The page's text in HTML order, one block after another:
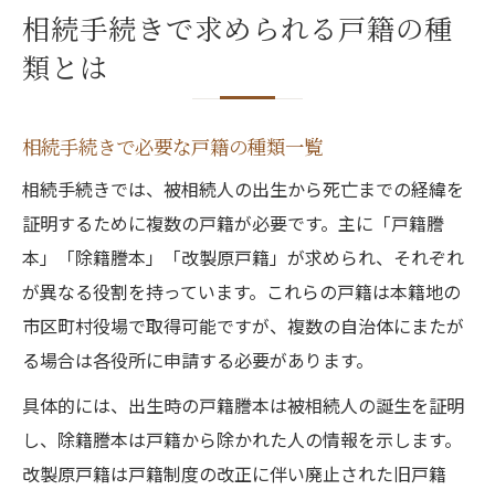
必要書類を揃えるための相続時の戸籍取得法
戸籍謄本の請求先と申請方法を確認
除籍・改製原戸籍の取得注意点
郵送・窓口での戸籍取得手順の違い
除籍と改製原戸籍が持つ役割と違いを理解する
除籍と改製原戸籍の違い徹底比較
相続で除籍が必要となる場面とは
改製原戸籍の役割を相続で解説
除籍・改製原戸籍が必要な理由
戸籍の種類ごとに異なる取得ポイント
相続人全員の戸籍謄本が必要な理由を解説
相続手続きで求められる戸籍の種
類とは
相続手続きで必要な戸籍の種類一覧
相続手続きでは、被相続人の出生から死亡までの経緯を
証明するために複数の戸籍が必要です。主に「戸籍謄
本」「除籍謄本」「改製原戸籍」が求められ、それぞれ
が異なる役割を持っています。これらの戸籍は本籍地の
市区町村役場で取得可能ですが、複数の自治体にまたが
る場合は各役所に申請する必要があります。
具体的には、出生時の戸籍謄本は被相続人の誕生を証明
し、除籍謄本は戸籍から除かれた人の情報を示します。
改製原戸籍は戸籍制度の改正に伴い廃止された旧戸籍